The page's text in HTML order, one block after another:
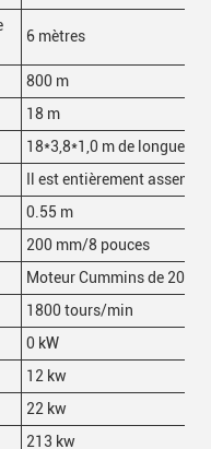
6 mètres
800 m
18 m
18*3,8*1,0 m de longueur
Il est entièrement
0.55 m
200 mm/8 pouces
Moteur Cummins de 201
1800 tours/min
0 kW
12 kw
22 kw
213 kw